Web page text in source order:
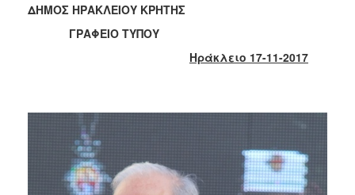
2023
2007
Έργου
ΔΗΜΟΣ ΗΡΑΚΛΕΙΟΥ ΚΡΗΤΗΣ
ΓΡΑΦΕΙΟ ΤΥΠΟΥ
Ηράκλειο 17-11-2017